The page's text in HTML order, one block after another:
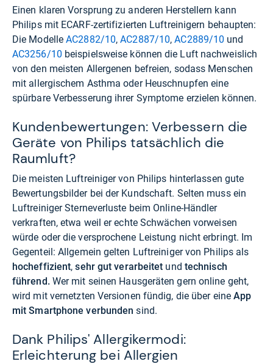
Einen klaren Vorsprung zu anderen Herstellern kann
Philips mit ECARF-zertifizierten Luftreinigern behaupten:
Die ModelleAC2882/10,AC2887/10,AC2889/10 und
AC3256/10 beispielsweise können die Luft nachweislich
von den meisten Allergenen befreien, sodass Menschen
mit allergischem Asthma oder Heuschnupfen eine
spürbare Verbesserung ihrer Symptome erzielen können.
Kundenbewertungen: Verbessern die
Geräte von Philips tatsächlich die
Raumluft?
Die meisten Luftreiniger von Philips hinterlassen gute
Bewertungsbilder bei der Kundschaft. Selten muss ein
Luftreiniger Sterneverluste beim Online-Händler
verkraften, etwa weil er echte Schwächen vorweisen
würde oder die versprochene Leistung nicht erbringt. Im
Gegenteil: Allgemein gelten Luftreiniger von Philips als
hocheffizient,sehr gut verarbeitet und technisch
führend. Wer mit seinen Hausgeräten gern online geht,
wird mit vernetzten Versionen fündig, die über eine App
mit Smartphone verbunden sind.
Dank Philips' Allergikermodi:
Erleichterung bei Allergien